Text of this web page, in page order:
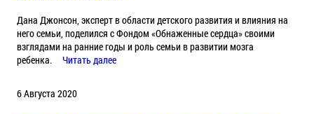
Дана Джонсон, эксперт в области детского развития и влияния на
него семьи, поделился с Фондом «Обнаженные сердца» своими
взглядами на ранние годы и роль семьи в развитии мозга
ребенка.
Читать далее
6 Августа 2020